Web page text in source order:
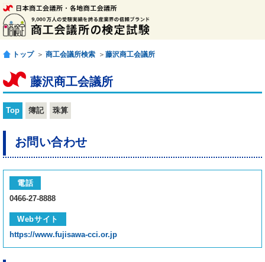
トップ ＞ 商工会議所検索 ＞ 藤沢商工会議所
藤沢商工会議所
Top 簿記 珠算
お問い合わせ
電話
0466-27-8888
Webサイト
https://www.fujisawa-cci.or.jp